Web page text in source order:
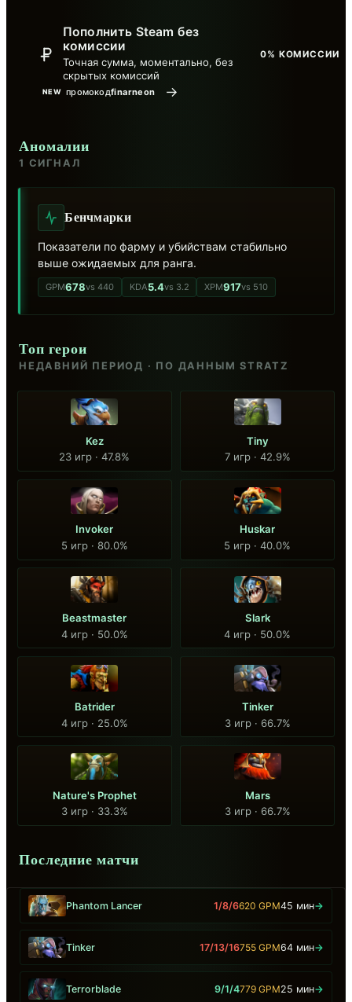
0% КОМИССИИ
NEW промокодfinarneon
Пополнить Steam без
комиссии
Точная сумма, моментально, без
скрытых комиссий
→
Аномалии
1 СИГНАЛ
Бенчмарки
Показатели по фарму и убийствам стабильно
выше ожидаемых для ранга.
GPM678vs 440 KDA5.4vs 3.2 XPM917vs 510
Топ герои
НЕДАВНИЙ ПЕРИОД · ПО ДАННЫМ STRATZ
Kez
23 игр · 47.8%
Tiny
7 игр · 42.9%
Invoker
5 игр · 80.0%
Huskar
5 игр · 40.0%
Beastmaster
4 игр · 50.0%
Slark
4 игр · 50.0%
Batrider
4 игр · 25.0%
Tinker
3 игр · 66.7%
Nature's Prophet
3 игр · 33.3%
Mars
3 игр · 66.7%
Последние матчи
Phantom Lancer 1/8/6620 GPM45 мин→
Tinker 17/13/16755 GPM64 мин→
Terrorblade 9/1/4779 GPM25 мин→